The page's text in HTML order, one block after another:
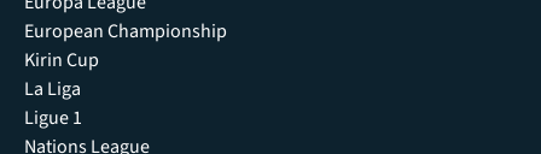
European Championship
Kirin Cup
La Liga
Ligue 1
Nations League